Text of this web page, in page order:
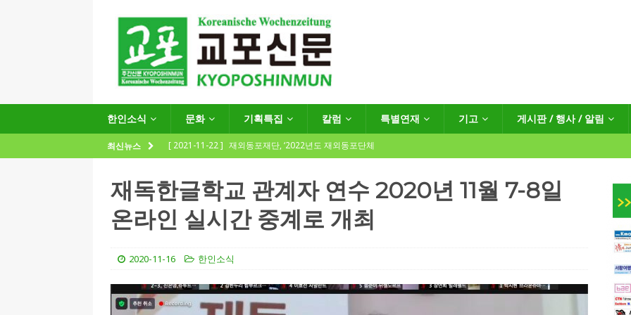
한인소식 문화 기획특집 칼럼 특별연재 기고 게시판 / 행사 / 알림
최신뉴스 [ 2021-11-22 ] 재외동포재단, ‘2022년도 재외동포단체
[ 2021-09-24 ] 함부르크한인회
제57회 정기총회 공고 및 제30대 한인회장선거 공고
(12.14일 기준)
[ 2026-07-27 ] “재독동포와 함께하는 재독일한인체육회로 거듭나겠습니다”
한인소식
[ 2026-07-27 ]
KIST 유럽연구소 30돌…“한-EU 협력 ‘가교’ 넘어 혁신 거점으로”
재독한글학교 관계자 연수 2020년 11월 7-8일
온라인 실시간 중계로 개최
2020-11-16 한인소식